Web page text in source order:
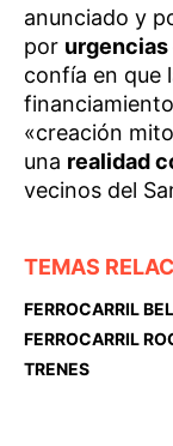
anunciado y
por
confía en que
«creación
una realidad
vecinos del
TEMAS
FERROCARRIL
FERROCARRIL
TRENES